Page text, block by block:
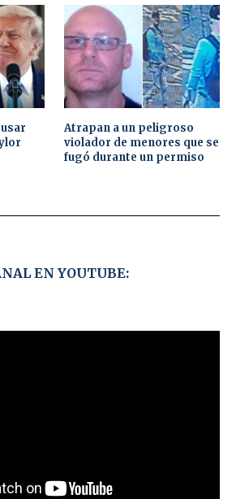
Atrapan a un peligroso
violador de menores que se
fugó durante un permiso
EN YOUTUBE: